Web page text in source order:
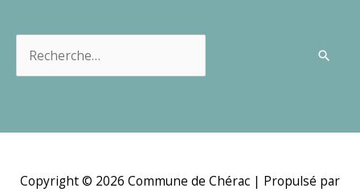
Copyright © 2026 Commune de Chérac | Propulsé par